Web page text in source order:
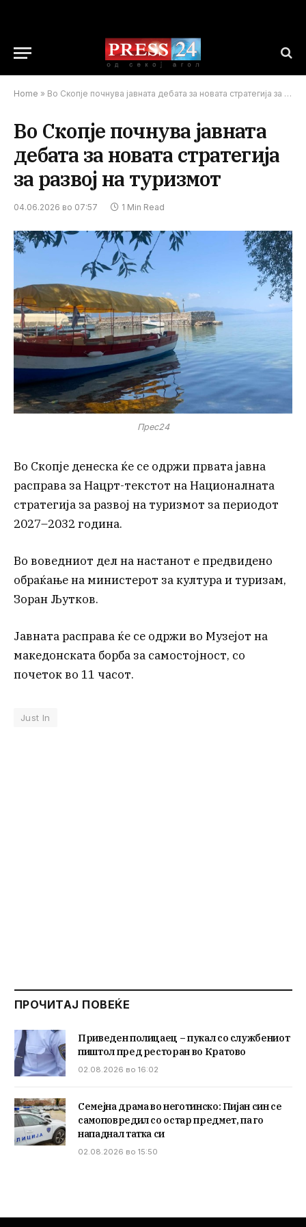
Home » Во Скопје почнува јавната дебата за новата стратегија за развој на туризмот
Во Скопје почнува јавната
дебата за новата стратегија
за развој на туризмот
04.06.2026 во 07:57 1 Min Read
Прес24
Во Скопје денеска ќе се одржи првата јавна
расправа за Нацрт-текстот на Националната
стратегија за развој на туризмот за периодот
2027–2032 година.
Во воведниот дел на настанот е предвидено
обраќање на министерот за култура и туризам,
Зоран Љутков.
Јавната расправа ќе се одржи во Музејот на
македонската борба за самостојност, со
почеток во 11 часот.
Just In
ПРОЧИТАЈ ПОВЕЌЕ
Приведен полицаец – пукал со службениот
пиштол пред ресторан во Кратово
02.08.2026 во 16:02
Семејна драма во неготинско: Пијан син се
самоповредил со остар предмет, па го
нападнал татка си
02.08.2026 во 15:50